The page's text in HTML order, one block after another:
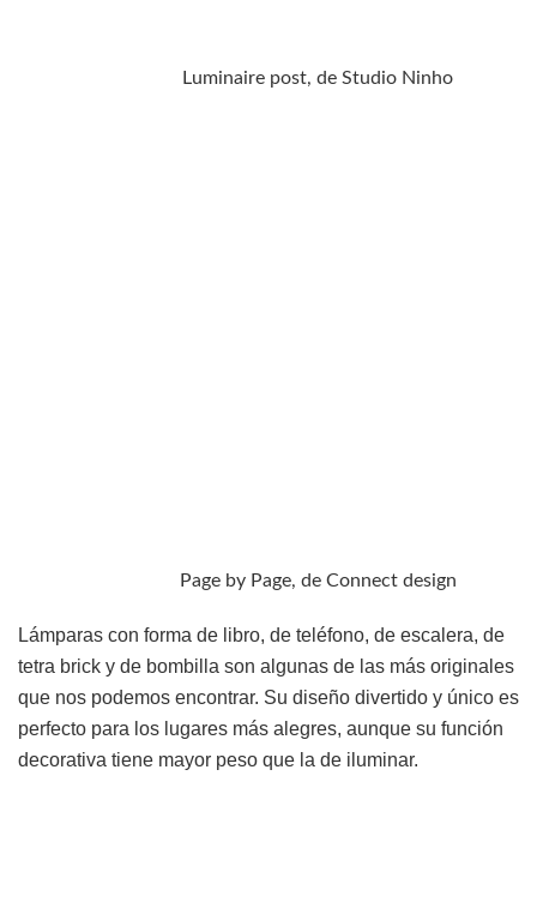
Luminaire post, de Studio Ninho
Page by Page, de Connect design
Lámparas con forma de libro, de teléfono, de escalera, de
tetra brick y de bombilla son algunas de las más originales
que nos podemos encontrar. Su diseño divertido y único es
perfecto para los lugares más alegres, aunque su función
decorativa tiene mayor peso que la de iluminar.